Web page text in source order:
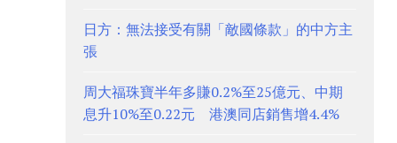
日方：無法接受有關「敵國條款」的中方主
張
周大福珠寶半年多賺0.2%至25億元、中期
息升10%至0.22元 港澳同店銷售增4.4%